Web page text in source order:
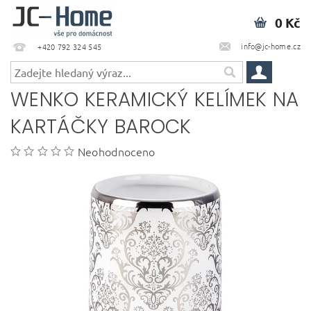
+420 792 324 545 info@jc-home.cz
0 Kč
WENKO KERAMICKÝ KELÍMEK NA
KARTÁČKY BAROCK
Neohodnoceno